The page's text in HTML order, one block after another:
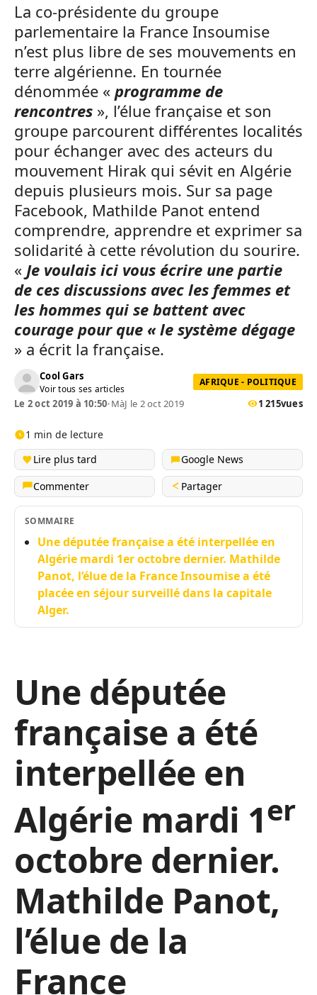
La co-présidente du groupe
parlementaire la France Insoumise
n’est plus libre de ses mouvements en
terre algérienne. En tournée
dénommée « programme de
rencontres », l’élue française et son
groupe parcourent différentes localités
pour échanger avec des acteurs du
mouvement Hirak qui sévit en Algérie
depuis plusieurs mois. Sur sa page
Facebook, Mathilde Panot entend
comprendre, apprendre et exprimer sa
solidarité à cette révolution du sourire.
« Je voulais ici vous écrire une partie
de ces discussions avec les femmes et
les hommes qui se battent avec
courage pour que « le système dégage
» a écrit la française.
Cool Gars
Voir tous ses articles
AFRIQUE - POLITIQUE
Le 2 oct 2019 à 10:50•MàJ le 2 oct 2019 1 215vues
1 min de lecture
Lire plus tard
Google News
Commenter
Partager
SOMMAIRE
Une députée française a été interpellée en
Algérie mardi 1er octobre dernier. Mathilde
Panot, l’élue de la France Insoumise a été
placée en séjour surveillé dans la capitale
Alger.
Une députée
française a été
interpellée en
Algérie mardi 1er
octobre dernier.
Mathilde Panot,
l’élue de la
France